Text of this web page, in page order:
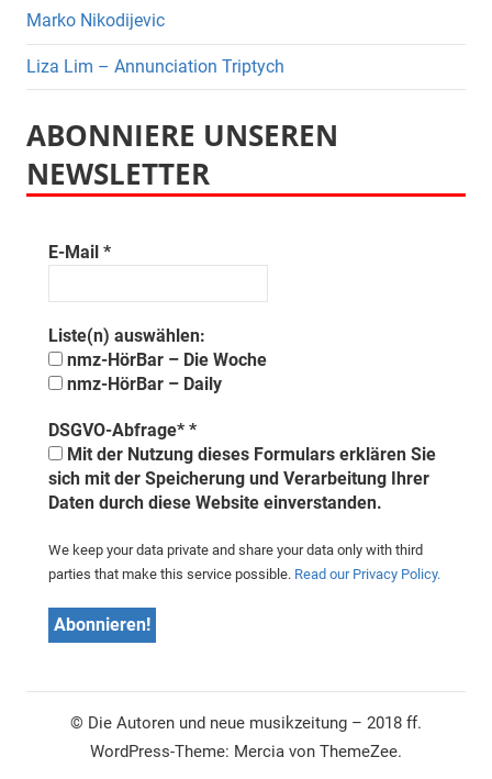
Marko Nikodijevic
Liza Lim – Annunciation Triptych
ABONNIERE UNSEREN
NEWSLETTER
E-Mail *
Liste(n) auswählen:
nmz-HörBar – Die Woche
nmz-HörBar – Daily
DSGVO-Abfrage* *
Mit der Nutzung dieses Formulars erklären Sie
sich mit der Speicherung und Verarbeitung Ihrer
Daten durch diese Website einverstanden.
We keep your data private and share your data only with third
parties that make this service possible. Read our Privacy Policy.
© Die Autoren und neue musikzeitung – 2018 ff.
WordPress-Theme: Mercia von ThemeZee.